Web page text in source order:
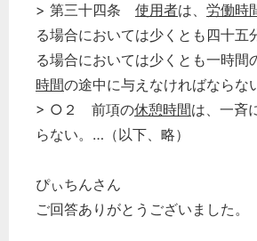
> 第三十四条 使用者は、 労働時
る場合においては少くとも四十五
る場合においては少くとも一時間
時間の途中に与えなければならな
> ○２ 前項の休憩時間は、一斉
らない。…（以下、略）
ぴぃちんさん
ご回答ありがとうございました。
秘書のノウハウ
次へ